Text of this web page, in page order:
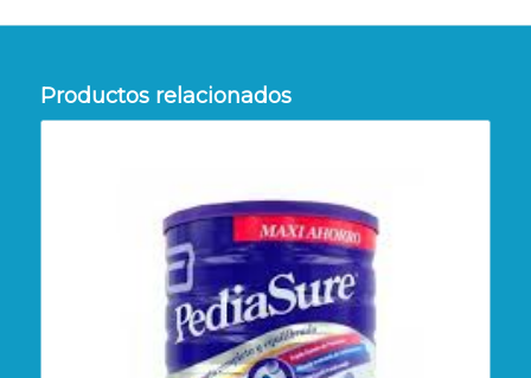
Productos relacionados